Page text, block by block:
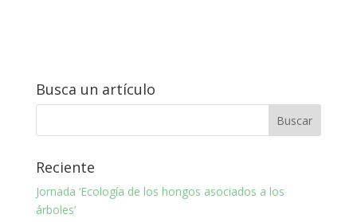
Busca un artículo
Reciente
Jornada ‘Ecología de los hongos asociados a los
árboles’